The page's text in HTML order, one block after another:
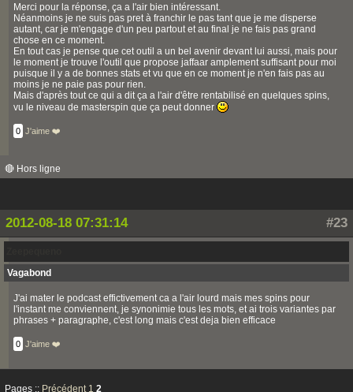
Merci pour la réponse, ça a l'air bien intéressant.
Néanmoins je ne suis pas pret à franchir le pas tant que je me disperse
autant, car je m'engage d'un peu partout et au final je ne fais pas grand
chose en ce moment.
En tout cas je pense que cet outil a un bel avenir devant lui aussi, mais pour
le moment je trouve l'outil que propose jaffaar amplement suffisant pour moi
puisque il y a de bonnes stats et vu que en ce moment je n'en fais pas au
moins je ne paie pas pour rien.
Mais d'après tout ce qui a dit ça a l'air d'être rentabilisé en quelques spins,
vu le niveau de masterspin que ça peut donner
0 J'aime ❤️
🔴 Hors ligne
#23
2012-08-18 07:31:14
Vagabond
J'ai mater le podcast effictivement ca a l'air lourd mais mes spins pour
l'instant me conviennent, je synonimie tous les mots, et ai trois variantes par
phrases + paragraphe, c'est long mais c'est deja bien efficace
0 J'aime ❤️
Pages :: Précédent 1 2